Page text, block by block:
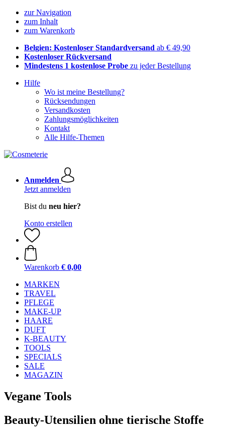
zur Navigation
zum Inhalt
zum Warenkorb
Belgien: Kostenloser Standardversand ab € 49,90
Kostenloser Rückversand
Mindestens 1 kostenlose Probe zu jeder Bestellung
Hilfe
Wo ist meine Bestellung?
Rücksendungen
Versandkosten
Zahlungsmöglichkeiten
Kontakt
Alle Hilfe-Themen
Anmelden
Jetzt anmelden
Bist du neu hier?
Konto erstellen
Warenkorb € 0,00
MARKEN
TRAVEL
PFLEGE
MAKE-UP
HAARE
DUFT
K-BEAUTY
TOOLS
SPECIALS
SALE
MAGAZIN
Vegane Tools
Beauty-Utensilien ohne tierische Stoffe